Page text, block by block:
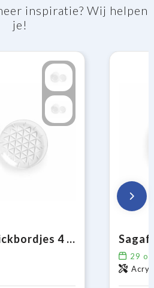
inspiratie? Wij helpen
je!
Sagaform Picknickbordjes 4 stuks
29